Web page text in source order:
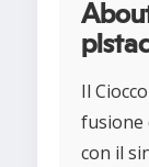
Il
fusione
con il